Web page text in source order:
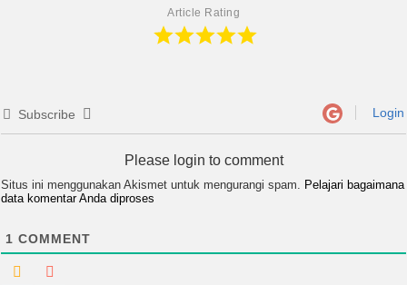
Article Rating
Subscribe Login
Please login to comment
Situs ini menggunakan Akismet untuk mengurangi spam. Pelajari bagaimana
data komentar Anda diproses
1 COMMENT